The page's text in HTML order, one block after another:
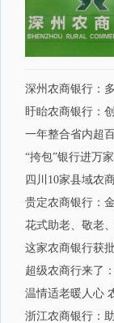
深州农商银行：
盱眙农商银行：
一年整合省内超
“挎包”银行进万
四川10家县域农
贵定农商银行：
花式助老、敬老
这家农商银行获
超级农商行来了
温情适老暖人心
浙江农商银行：